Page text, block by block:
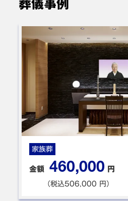
方には色々教えて下さったり提
た。エンディングハウスにお願
たと思います。本当にありがと
大阪市鶴見区 T様
葬儀プラン: 一日葬
ありましたが希望通りゆったり
あるとても良いお式に進行して
いました。おかげで各々がゆっ
葬儀事例
家族葬
金額 460,000 円
（税込506,000 円）